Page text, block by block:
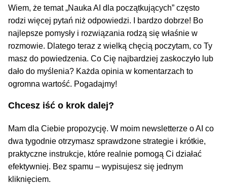
Wiem, że temat „Nauka AI dla początkujących” często
rodzi więcej pytań niż odpowiedzi. I bardzo dobrze! Bo
najlepsze pomysły i rozwiązania rodzą się właśnie w
rozmowie. Dlatego teraz z wielką chęcią poczytam, co Ty
masz do powiedzenia. Co Cię najbardziej zaskoczyło lub
dało do myślenia? Każda opinia w komentarzach to
ogromna wartość. Pogadajmy!
Chcesz iść o krok dalej?
Mam dla Ciebie propozycję. W moim newsletterze o AI co
dwa tygodnie otrzymasz sprawdzone strategie i krótkie,
praktyczne instrukcje, które realnie pomogą Ci działać
efektywniej. Bez spamu – wypisujesz się jednym
kliknięciem.